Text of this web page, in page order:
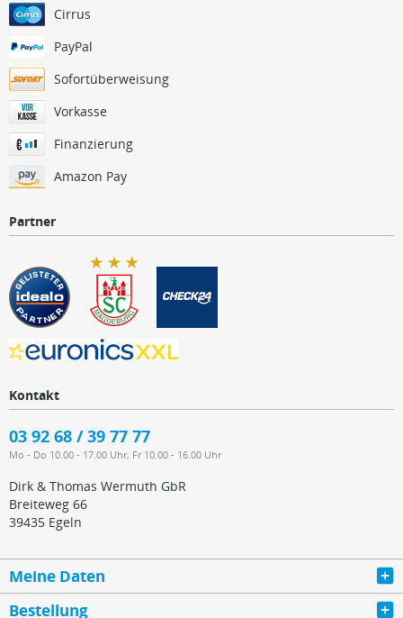
Cirrus
PayPal
Sofortüberweisung
Vorkasse
Finanzierung
Amazon Pay
Partner
Kontakt
03 92 68 / 39 77 77
Mo - Do 10.00 - 17.00 Uhr, Fr 10.00 - 16.00 Uhr
Dirk & Thomas Wermuth GbR
Breiteweg 66
39435 Egeln
Meine Daten
Bestellung